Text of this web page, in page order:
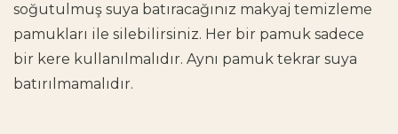
soğutulmuş suya batıracağınız makyaj temizleme
pamukları ile silebilirsiniz. Her bir pamuk sadece
bir kere kullanılmalıdır. Aynı pamuk tekrar suya
batırılmamalıdır.